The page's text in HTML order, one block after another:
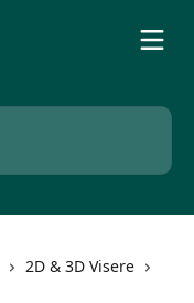
2D & 3D Visere